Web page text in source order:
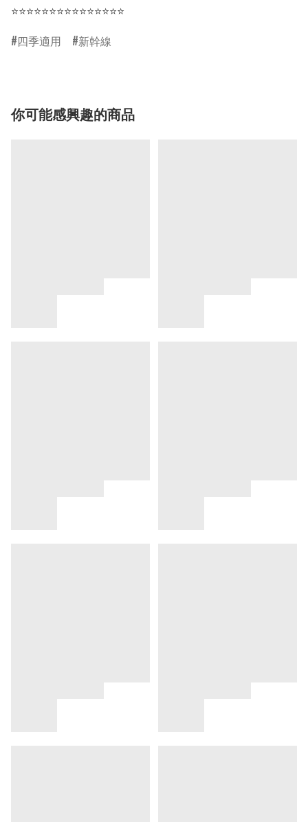
四季適用
新幹線
你可能感興趣的商品